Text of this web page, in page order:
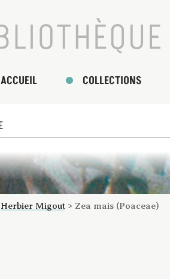
ACCUEIL COLLECTIONS
Herbier Migout > Zea mais (Poaceae)